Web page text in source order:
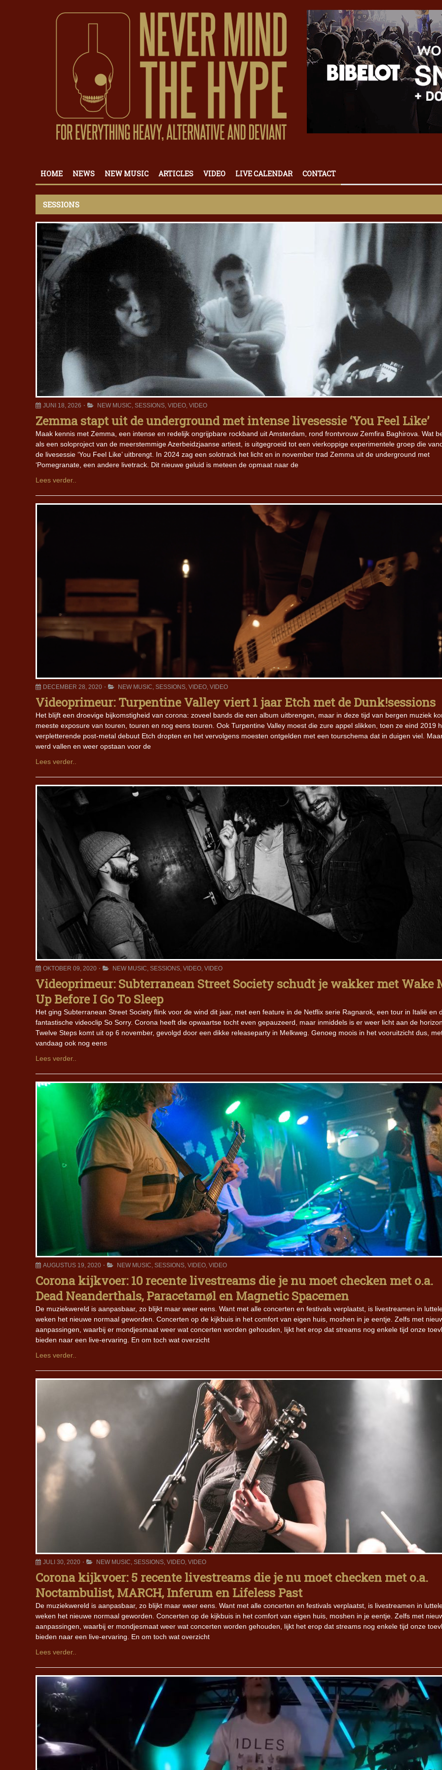
HOME NEWS NEW MUSIC ARTICLES VIDEO LIVE CALENDAR CONTACT
SESSIONS
JUNI 18, 2026 NEW MUSIC, SESSIONS, VIDEO, VIDEO
Zemma stapt uit de underground met intense livesessie ‘You Feel Like’
Maak kennis met Zemma, een intense en redelijk ongrijpbare rockband uit Amsterdam, rond frontvrouw Zemfira Baghirova. Wat
als een soloproject van de meerstemmige Azerbeidzjaanse artiest, is uitgegroeid tot een vierkoppige experimentele groep die
de livesessie ‘You Feel Like’ uitbrengt. In 2024 zag een solotrack het licht en in november trad Zemma uit de underground met
‘Pomegranate, een andere livetrack. Dit nieuwe geluid is meteen de opmaat naar de
Lees verder..
DECEMBER 28, 2020 NEW MUSIC, SESSIONS, VIDEO, VIDEO
Videoprimeur: Turpentine Valley viert 1 jaar Etch met de Dunk!sessions
Het blijft een droevige bijkomstigheid van corona: zoveel bands die een album uitbrengen, maar in deze tijd van bergen muziek
meeste exposure van touren, touren en nog eens touren. Ook Turpentine Valley moest die zure appel slikken, toen ze eind 2019
verpletterende post-metal debuut Etch dropten en het vervolgens moesten ontgelden met een tourschema dat in duigen viel.
werd vallen en weer opstaan voor de
Lees verder..
OKTOBER 09, 2020 NEW MUSIC, SESSIONS, VIDEO, VIDEO
Videoprimeur: Subterranean Street Society schudt je wakker met Wake
Up Before I Go To Sleep
Het ging Subterranean Street Society flink voor de wind dit jaar, met een feature in de Netflix serie Ragnarok, een tour in Italië en
fantastische videoclip So Sorry. Corona heeft die opwaartse tocht even gepauzeerd, maar inmiddels is er weer licht aan de
Twelve Steps komt uit op 6 november, gevolgd door een dikke releaseparty in Melkweg. Genoeg moois in het vooruitzicht dus,
vandaag ook nog eens
Lees verder..
AUGUSTUS 19, 2020 NEW MUSIC, SESSIONS, VIDEO, VIDEO
Corona kijkvoer: 10 recente livestreams die je nu moet checken met o.a.
Dead Neanderthals, Paracetamøl en Magnetic Spacemen
De muziekwereld is aanpasbaar, zo blijkt maar weer eens. Want met alle concerten en festivals verplaatst, is livestreamen in
weken het nieuwe normaal geworden. Concerten op de kijkbuis in het comfort van eigen huis, moshen in je eentje. Zelfs met
aanpassingen, waarbij er mondjesmaat weer wat concerten worden gehouden, lijkt het erop dat streams nog enkele tijd onze
bieden naar een live-ervaring. En om toch wat overzicht
Lees verder..
JULI 30, 2020 NEW MUSIC, SESSIONS, VIDEO, VIDEO
Corona kijkvoer: 5 recente livestreams die je nu moet checken met o.a.
Noctambulist, MARCH, Inferum en Lifeless Past
De muziekwereld is aanpasbaar, zo blijkt maar weer eens. Want met alle concerten en festivals verplaatst, is livestreamen in
weken het nieuwe normaal geworden. Concerten op de kijkbuis in het comfort van eigen huis, moshen in je eentje. Zelfs met
aanpassingen, waarbij er mondjesmaat weer wat concerten worden gehouden, lijkt het erop dat streams nog enkele tijd onze
bieden naar een live-ervaring. En om toch wat overzicht
Lees verder..
Futurist en munt Reich and
Roll-stijl